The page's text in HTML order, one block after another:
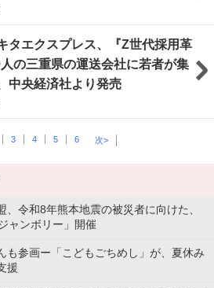
タエクスプレス、『Z世代採用革
の三重県の運送会社に若者が集
中央経済社より発売
3 4 5 6 次>
、令和8年熊本地震の被災者に向けた、
ャンボリー」開催
も参画ー「こどもごちめし」が、夏休み
援